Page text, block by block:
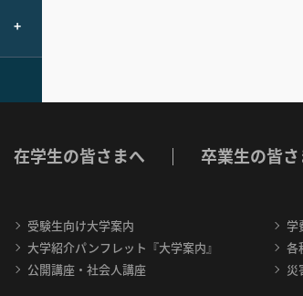
在学生の皆さまへ 卒業生の皆
受験生向け大学案内
大学紹介パンフレット『大学案内』
公開講座・社会人講座
学
各
災